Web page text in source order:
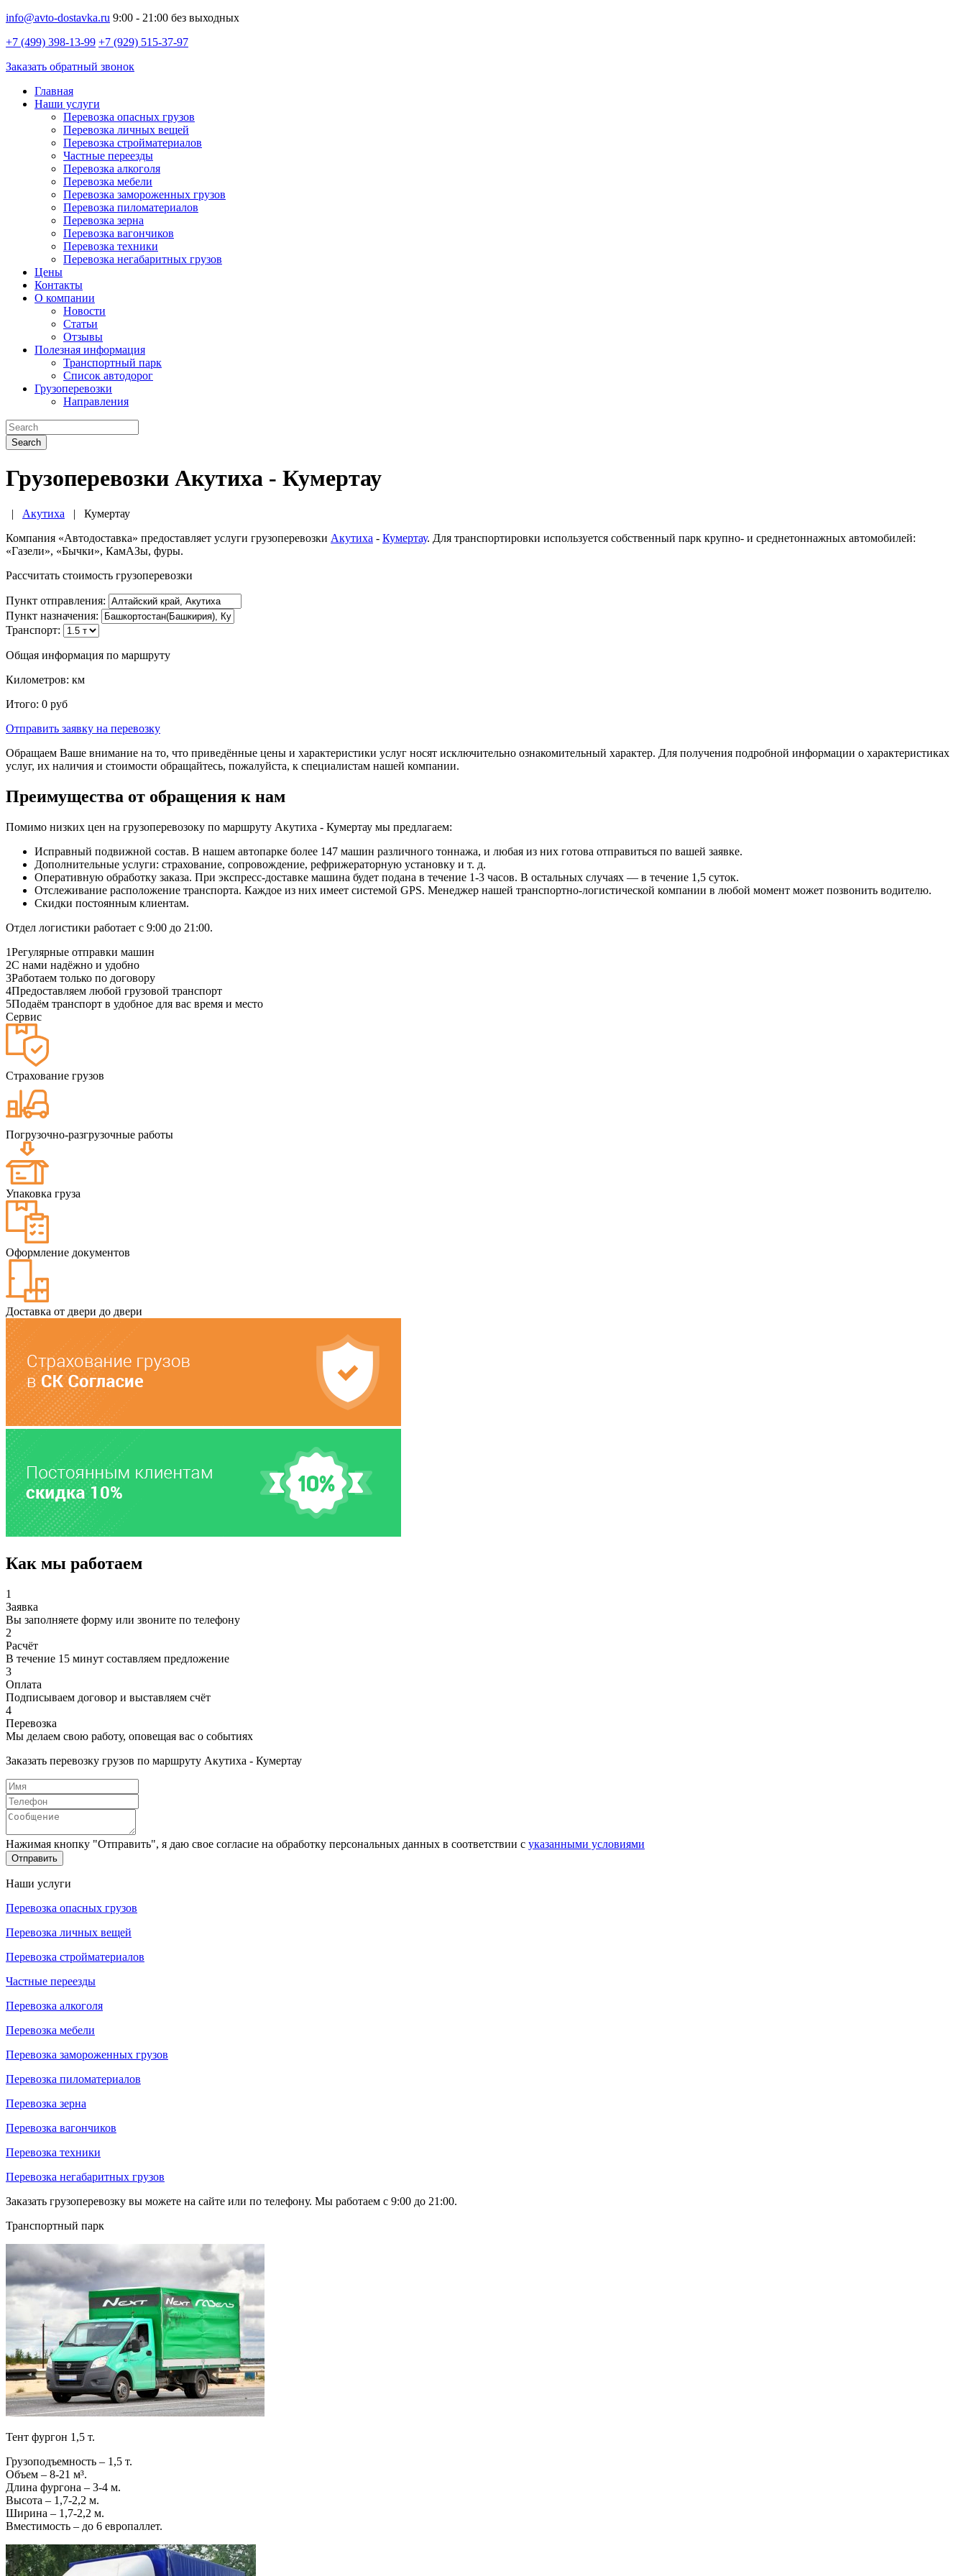
info@avto-dostavka.ru 9:00 - 21:00 без выходных
+7 (499) 398-13-99 +7 (929) 515-37-97
Заказать обратный звонок
Главная
Наши услуги
Перевозка опасных грузов
Перевозка личных вещей
Перевозка стройматериалов
Частные переезды
Перевозка алкоголя
Перевозка мебели
Перевозка замороженных грузов
Перевозка пиломатериалов
Перевозка зерна
Перевозка вагончиков
Перевозка техники
Перевозка негабаритных грузов
Цены
Контакты
О компании
Новости
Статьи
Отзывы
Полезная информация
Транспортный парк
Список автодорог
Грузоперевозки
Направления
Search
Грузоперевозки Акутиха - Кумертау
| Акутиха | Кумертау
Компания «Автодоставка» предоставляет услуги грузоперевозки Акутиха - Кумертау. Для транспортировки используется собственный парк крупно- и среднетоннажных автомобилей:
«Газели», «Бычки», КамАЗы, фуры.
Рассчитать стоимость грузоперевозки
Пункт отправления:
Пункт назначения:
Транспорт:
Общая информация по маршруту
Километров: км
Итого: 0 руб
Отправить заявку на перевозку
Обращаем Ваше внимание на то, что приведённые цены и характеристики услуг носят исключительно ознакомительный характер. Для получения подробной информации о характеристиках
услуг, их наличия и стоимости обращайтесь, пожалуйста, к специалистам нашей компании.
Преимущества от обращения к нам
Помимо низких цен на грузоперевозоку по маршруту Акутиха - Кумертау мы предлагаем:
Исправный подвижной состав. В нашем автопарке более 147 машин различного тоннажа, и любая из них готова отправиться по вашей заявке.
Дополнительные услуги: страхование, сопровождение, рефрижераторную установку и т. д.
Оперативную обработку заказа. При экспресс-доставке машина будет подана в течение 1-3 часов. В остальных случаях — в течение 1,5 суток.
Отслеживание расположение транспорта. Каждое из них имеет системой GPS. Менеджер нашей транспортно-логистической компании в любой момент может позвонить водителю.
Скидки постоянным клиентам.
Отдел логистики работает с 9:00 до 21:00.
1Регулярные отправки машин
2С нами надёжно и удобно
3Работаем только по договору
4Предоставляем любой грузовой транспорт
5Подаём транспорт в удобное для вас время и место
Сервис
Страхование грузов
Погрузочно-разгрузочные работы
Упаковка груза
Оформление документов
Доставка от двери до двери
Как мы работаем
1
Заявка
Вы заполняете форму или звоните по телефону
2
Расчёт
В течение 15 минут составляем предложение
3
Оплата
Подписываем договор и выставляем счёт
4
Перевозка
Мы делаем свою работу, оповещая вас о событиях
Заказать перевозку грузов по маршруту Акутиха - Кумертау
Нажимая кнопку "Отправить", я даю свое согласие на обработку персональных данных в соответствии с указанными условиями
Отправить
Наши услуги
Перевозка опасных грузов
Перевозка личных вещей
Перевозка стройматериалов
Частные переезды
Перевозка алкоголя
Перевозка мебели
Перевозка замороженных грузов
Перевозка пиломатериалов
Перевозка зерна
Перевозка вагончиков
Перевозка техники
Перевозка негабаритных грузов
Заказать грузоперевозку вы можете на сайте или по телефону. Мы работаем с 9:00 до 21:00.
Транспортный парк
Тент фургон 1,5 т.
Грузоподъемность – 1,5 т.
Объем – 8-21 м³.
Длина фургона – 3-4 м.
Высота – 1,7-2,2 м.
Ширина – 1,7-2,2 м.
Вместимость – до 6 европаллет.